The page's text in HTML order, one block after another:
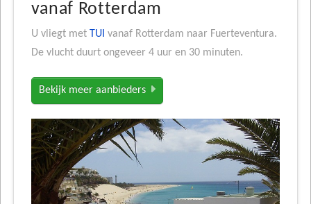
vanaf Rotterdam
U vliegt met TUI vanaf Rotterdam naar Fuerteventura.
De vlucht duurt ongeveer 4 uur en 30 minuten.
Bekijk meer aanbieders